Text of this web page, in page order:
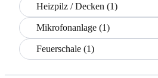
Heizpilz / Decken (1)
Mikrofonanlage (1)
Feuerschale (1)